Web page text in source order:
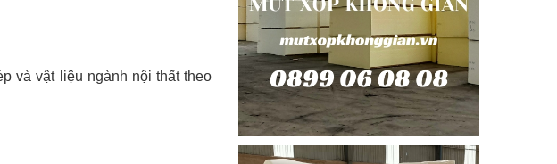
và vật liệu ngành nội thất theo